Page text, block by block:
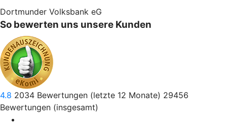
Dortmunder Volksbank eG
So bewerten uns unsere Kunden
4.8 2034 Bewertungen (letzte 12 Monate) 29456
Bewertungen (insgesamt)